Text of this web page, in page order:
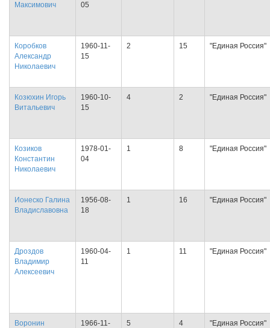
Максимович
05
Коробков
Александр
Николаевич
1960-11-
15
2 15 "Единая Россия"
Козюхин Игорь
Витальевич
1960-10-
15
4 2 "Единая Россия"
Козиков
Константин
Николаевич
1978-01-
04
1 8 "Единая Россия"
Ионеско Галина
Владиславовна
1956-08-
18
1 16 "Единая Россия"
Дроздов
Владимир
Алексеевич
1960-04-
11
1 11 "Единая Россия"
Воронин
1966-11-
5 4 "Единая Россия"